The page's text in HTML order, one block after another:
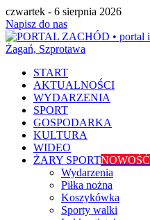
czwartek - 6 sierpnia 2026
Napisz do nas
START
AKTUALNOŚCI
WYDARZENIA
SPORT
GOSPODARKA
KULTURA
WIDEO
ŻARY SPORTNOWOŚĆ
Wydarzenia
Piłka nożna
Koszykówka
Sporty walki